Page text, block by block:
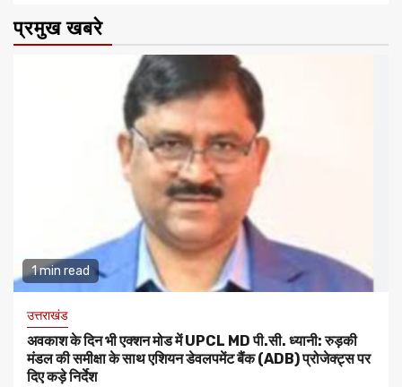
प्रमुख खबरे
1 min read
उत्तराखंड
अवकाश के दिन भी एक्शन मोड में UPCL MD पी.सी. ध्यानी: रुड़की
मंडल की समीक्षा के साथ एशियन डेवलपमेंट बैंक (ADB) प्रोजेक्ट्स पर
दिए कड़े निर्देश